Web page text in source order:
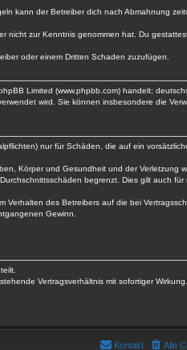
kann der Betreiber dich nach Abmahnung
zur Kenntnis genommen hat. Du
oder einem Dritten Schaden zuzufügen.
Limited (www.phpbb.com) handelt;
wird. Sie können insbesondere die
nur für Schäden, die auf ein
Körper und Gesundheit und der Verletzung
begrenzt. Dies gilt auch
des Betreibers auf die bei
Gewinn.
Vertragsverhältnis mit sofortiger Wirkung.
Alle
Kontakt